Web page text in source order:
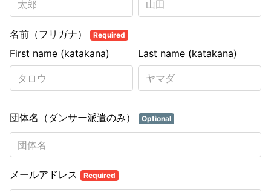
名前（フリガナ） Required
Last name (katakana)
First name (katakana)
団体名（ダンサー派遣のみ） Optional
メールアドレス Required